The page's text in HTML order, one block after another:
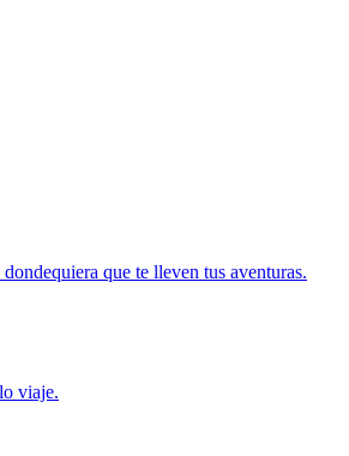
que te lleven tus aventuras.
viaje.